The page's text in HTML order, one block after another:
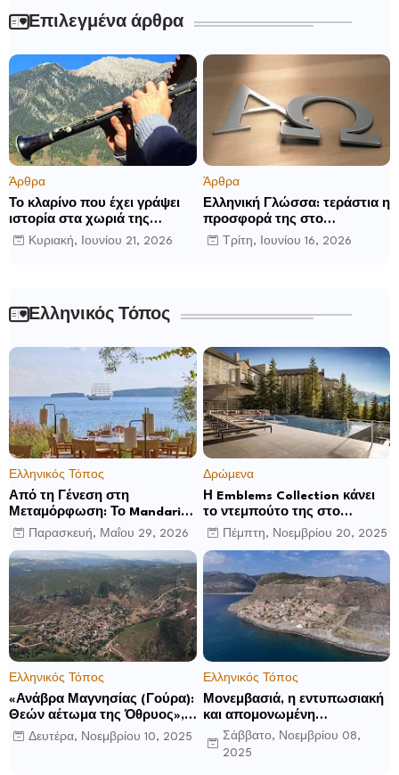
Επιλεγμένα άρθρα
Άρθρα
Το κλαρίνο που έχει γράψει
ιστορία στα χωριά της
Ρούμελης
Κυριακή, Ιουνίου 21, 2026
Άρθρα
Ελληνική Γλώσσα: τεράστια η
προσφορά της στο
παγκόσμιο γίγνεσθαι.
Τρίτη, Ιουνίου 16, 2026
Ελληνικός Τόπος
Ελληνικός Τόπος
Από τη Γένεση στη
Μεταμόρφωση: Το Mandarin
Oriental, Costa Navarino
αποκαλύπτει μια νέα σεζόν
βιωματικών εμπειριών
Παρασκευή, Μαΐου 29, 2026
Δρώμενα
Η Emblems Collection κάνει
το ντεμπούτο της στο
Ηνωμένο Βασίλειο με το
Luckham Park Hotel & Spa
και ανακοινώνει άλλα έξι
ανοίγματα για το 2026 και
μετά
Πέμπτη, Νοεμβρίου 20, 2025
Ελληνικός Τόπος
«Ανάβρα Μαγνησίας (Γούρα):
Θεών αέτωμα της Όθρυος»,
γράφει ο Δημήτρης Β.
Καρέλης
Δευτέρα, Νοεμβρίου 10, 2025
Ελληνικός Τόπος
Μονεμβασιά, η εντυπωσιακή
και απομονωμένη
οχυρωμένη πόλη που
ιδρύθηκε από τους
Σάββατο, Νοεμβρίου 08,
2025